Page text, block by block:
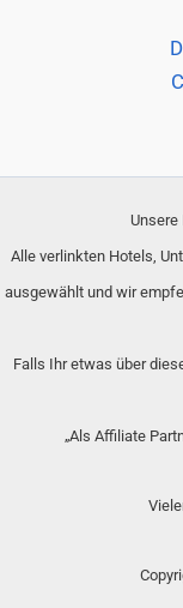
Alle verlinkten Hotels,
ausgewählt und wir
Falls Ihr etwas über
„Als Affiliate